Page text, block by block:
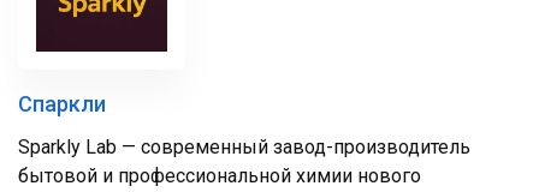
Спаркли
Sparkly Lab — современный завод-производитель
бытовой и профессиональной химии нового